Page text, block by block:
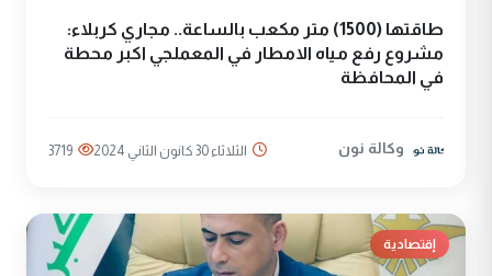
طاقتها (1500) متر مكعب بالساعة.. مجاري كربلاء:
مشروع رفع مياه الامطار في المعملجي اكبر محطة
في المحافظة
وكالة نون الثلاثاء 30 كانون الثاني 2024 3719
إقتصادية